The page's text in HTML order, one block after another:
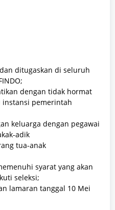
ditugaskan di seluruh
dengan tidak hormat
instansi pemerintah
keluarga dengan pegawai
adik
tua-anak
syarat yang akan
seleksi;
lamaran tanggal 10 Mei